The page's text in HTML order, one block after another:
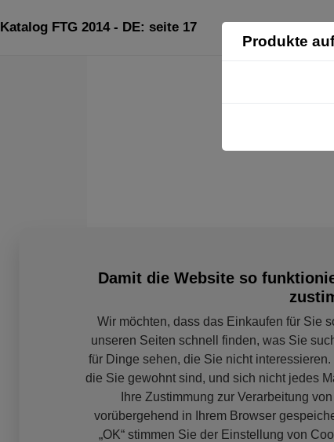
Produkte
Katalog FTG 2014 - DE: seite 17
Damit die Website so
Wir möchten, dass das Einkaufen für Sie
unseren Seiten schnell finden, was Sie
für Dinge sehen, die Sie nicht
die Sie gewohnt sind, und sich nicht jedes
Ihre Zustimmung zur Verarbeitung
vorübergehend in Ihrem Browser
„OK“ stimmen Sie der Einstellung von